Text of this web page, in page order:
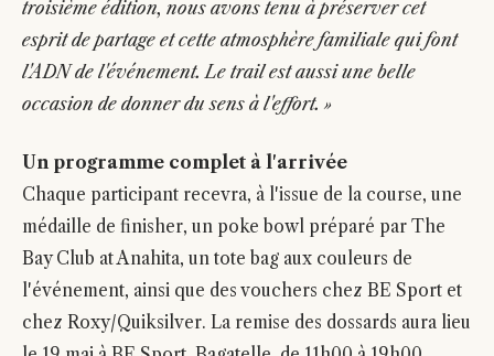
troisième édition, nous avons tenu à préserver cet
esprit de partage et cette atmosphère familiale qui font
l'ADN de l'événement. Le trail est aussi une belle
occasion de donner du sens à l'effort. »
Un programme complet à l'arrivée
Chaque participant recevra, à l'issue de la course, une
médaille de finisher, un poke bowl préparé par The
Bay Club at Anahita, un tote bag aux couleurs de
l'événement, ainsi que des vouchers chez BE Sport et
chez Roxy/Quiksilver. La remise des dossards aura lieu